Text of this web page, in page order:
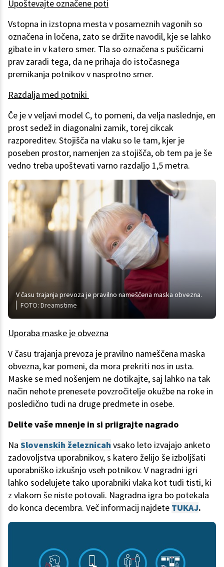
Upoštevajte označene poti
Vstopna in izstopna mesta v posameznih vagonih so
označena in ločena, zato se držite navodil, kje se lahko
gibate in v katero smer. Tla so označena s puščicami
prav zaradi tega, da ne prihaja do istočasnega
premikanja potnikov v nasprotno smer.
Razdalja med potniki
Če je v veljavi model C, to pomeni, da velja naslednje, en
prost sedež in diagonalni zamik, torej cikcak
razporeditev. Stojišča na vlaku so le tam, kjer je
poseben prostor, namenjen za stojišča, ob tem pa je še
vedno treba upoštevati varno razdaljo 1,5 metra.
V času trajanja prevoza je pravilno nameščena maska obvezna.
FOTO: Dreamstime
Uporaba maske je obvezna
V času trajanja prevoza je pravilno nameščena maska
obvezna, kar pomeni, da mora prekriti nos in usta.
Maske se med nošenjem ne dotikajte, saj lahko na tak
način nehote prenesete povzročitelje okužbe na roke in
posledično tudi na druge predmete in osebe.
Delite vaše mnenje in si priigrajte nagrado
Na Slovenskih železnicahvsako leto izvajajo anketo
zadovoljstva uporabnikov, s katero želijo še izboljšati
uporabniško izkušnjo vseh potnikov. V nagradni igri
lahko sodelujete tako uporabniki vlaka kot tudi tisti, ki
z vlakom še niste potovali. Nagradna igra bo potekala
do konca decembra. Več informacij najdete TUKAJ.